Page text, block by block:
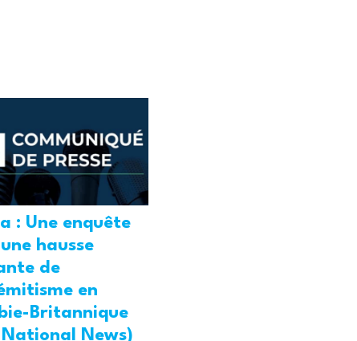
: Une enquête
hausse
de
en
Britannique
News)